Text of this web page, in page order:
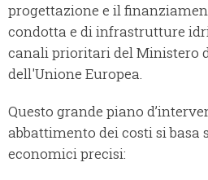
progettazione e il
condotta e di infrastrutture
canali prioritari del Ministero
dell'Unione Europea.
Questo grande piano
abbattimento dei costi si basa
economici precisi: